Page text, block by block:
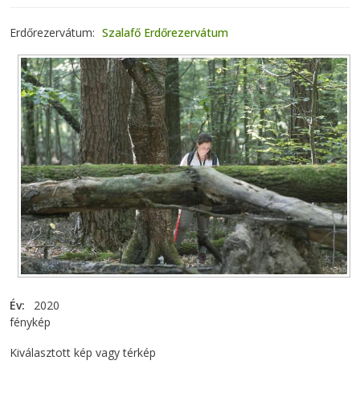
Erdőrezervátum Szalafő Erdőrezervátum
Év
2020
fénykép
Kiválasztott kép vagy térkép